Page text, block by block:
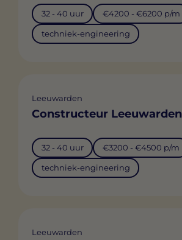
32 - 40 uur €4200 - €6200 p/m
techniek-engineering
Leeuwarden
Constructeur Leeuwarden
32 - 40 uur €3200 - €4500 p/m
techniek-engineering
Leeuwarden